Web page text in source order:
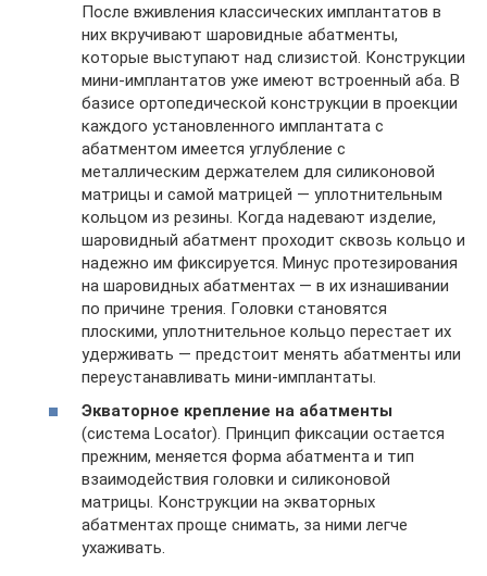
После вживления классических имплантатов в
них вкручивают шаровидные абатменты,
которые выступают над слизистой. Конструкции
мини-имплантатов уже имеют встроенный аба. В
базисе ортопедической конструкции в проекции
каждого установленного имплантата с
абатментом имеется углубление с
металлическим держателем для силиконовой
матрицы и самой матрицей — уплотнительным
кольцом из резины. Когда надевают изделие,
шаровидный абатмент проходит сквозь кольцо и
надежно им фиксируется. Минус протезирования
на шаровидных абатментах — в их изнашивании
по причине трения. Головки становятся
плоскими, уплотнительное кольцо перестает их
удерживать — предстоит менять абатменты или
переустанавливать мини-имплантаты.
Экваторное крепление на абатменты
(система Locator). Принцип фиксации остается
прежним, меняется форма абатмента и тип
взаимодействия головки и силиконовой
матрицы. Конструкции на экваторных
абатментах проще снимать, за ними легче
ухаживать.